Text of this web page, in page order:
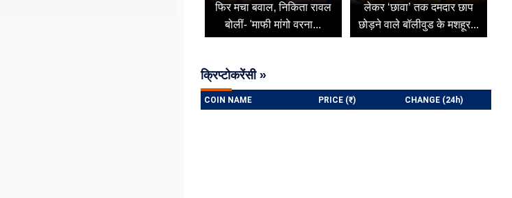
फिर मचा बवाल, निकिता रावल
बोलीं- 'माफी मांगो वरना...
लेकर ‘छावा’ तक दमदार छाप
छोड़ने वाले बॉलीवुड के मशहूर...
क्रिप्टोकरेंसी »